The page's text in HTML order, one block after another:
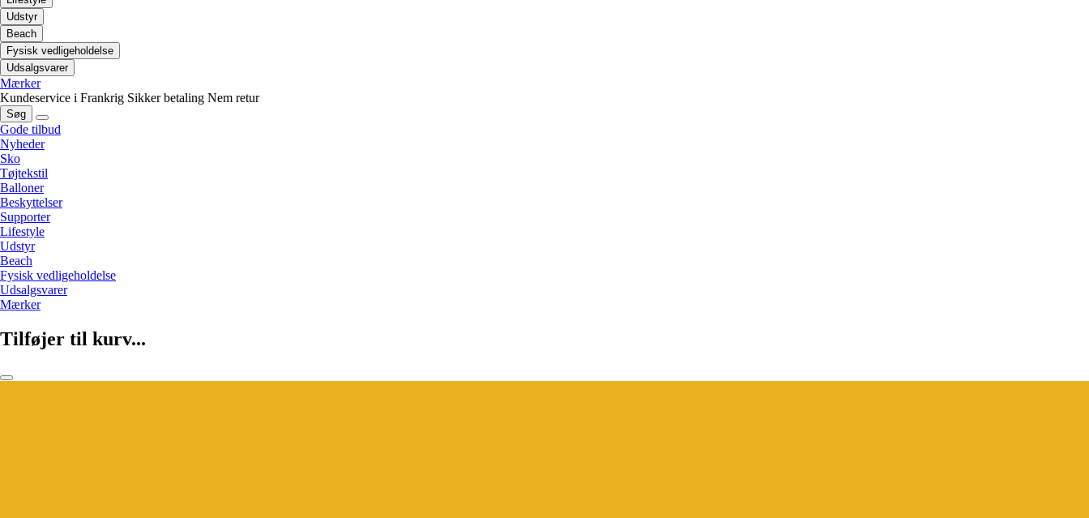
Udstyr
Beach
Fysisk vedligeholdelse
Udsalgsvarer
Mærker
Kundeservice i Frankrig Sikker betaling Nem retur
Søg
Gode tilbud
Nyheder
Sko
Tøjtekstil
Balloner
Beskyttelser
Supporter
Lifestyle
Udstyr
Beach
Fysisk vedligeholdelse
Udsalgsvarer
Mærker
Tilføjer til kurv...